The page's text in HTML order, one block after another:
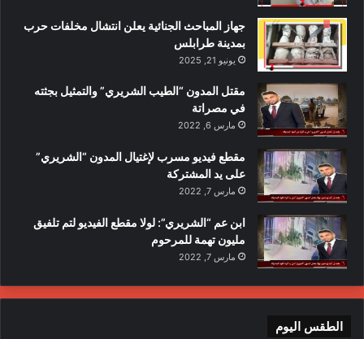
جهاز المباحث الجنائية يعلن انتشال مخلفات حرب
بمدينة طرابلس
يونيو 21, 2025
مقتل المدون “الطيب الشريري” والتمثيل بجثته
في مصراتة
مارس 6, 2022
مقطع فيديو مسرب لإغتيال المدون “الشريري”
على يد المشتركة
مارس 7, 2022
ابن عم “الشريري”: لولا مقطع الفيديو لتم تلفيق
مليون تهمة للمرحوم
مارس 7, 2022
الطقس اليوم